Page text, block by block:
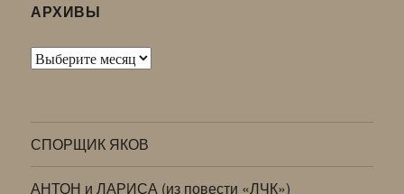
АРХИВЫ
Архивы
СПОРЩИК ЯКОВ
АНТОН и ЛАРИСА (из повести «ЛЧК»)